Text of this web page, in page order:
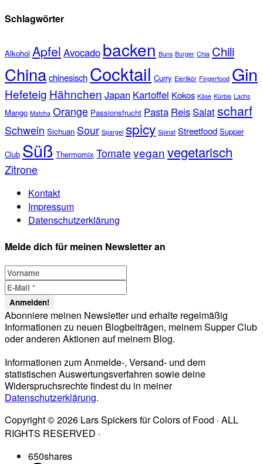
Schlagwörter
Alkohol Apfel Avocado backen Buns Burger Chia Chili
Chinachinesisch Cocktail Curry Eierlikör Fingerfood Gin
Hefeteig Hähnchen Japan Kartoffel Kokos Käse Kürbis Lachs
Mango Matcha Orange Passionsfrucht Pasta Reis Salatscharf
Schwein Sichuan Sour Spargel spicy Spinat Streetfood Supper
Club Süß Thermomix Tomateveganvegetarisch
Zitrone
Kontakt
Impressum
Datenschutzerklärung
Melde dich für meinen Newsletter an
Abonniere meinen Newsletter und erhalte regelmäßig
Informationen zu neuen Blogbeiträgen, meinem Supper Club
oder anderen Aktionen auf meinem Blog.
Informationen zum Anmelde-, Versand- und dem
statistischen Auswertungsverfahren sowie deine
Widerspruchsrechte findest du in meiner
Datenschutzerklärung.
Copyright © 2026 Lars Spickers für Colors of Food · ALL
RIGHTS RESERVED ·
650shares